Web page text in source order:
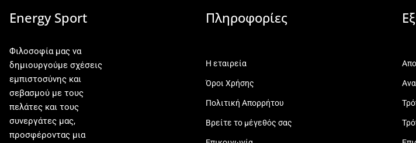
Energy Sport
Φιλοσοφία μας να
δημιουργούμε σχέσεις
εμπιστοσύνης και
σεβασμού με τους
πελάτες και τους
συνεργάτες μας,
προσφέροντας μια
Πληροφορίες
Η εταιρεία
Όροι Χρήσης
Πολιτική Απορρήτου
Βρείτε το μέγεθός σας